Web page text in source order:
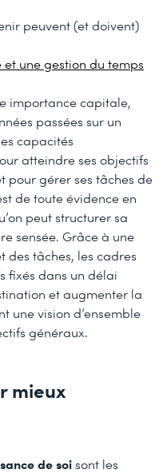
peuvent (et doivent)
une gestion du temps
importance capitale,
passées sur un
capacités
atteindre ses objectifs
pour gérer ses tâches de
de toute évidence en
peut structurer sa
sensée. Grâce à une
des tâches, les cadres
fixés dans un délai
et augmenter la
une vision d’ensemble
généraux.
mieux
de soisont les